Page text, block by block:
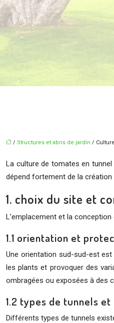
/ Structures et abris de jardin /
La culture de tomates en
dépend fortement de la
1. choix du site et
L’emplacement et la
1.1 orientation et
Une orientation sud-sud-est
les plants et provoquer des
ombragées ou exposées à des
1.2 types de tunnels
Différents types de tunnels